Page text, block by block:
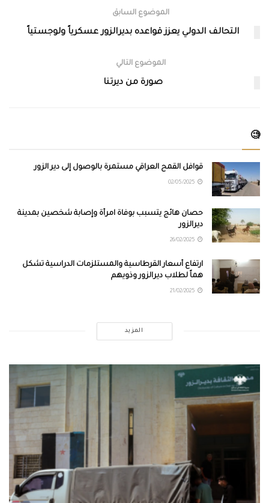
الموضوع السابق
التحالف الدولي يعزز قواعده بديرالزور عسكرياً ولوجستياً
الموضوع التالي
صورة من ديرتنا
🧐
قوافل القمح العراقي مستمرة بالوصول إلى دير الزور
حصان هائج يتسبب بوفاة امرأة وإصابة شخصين بمدينة
ديرالزور
ارتفاع أسعار القرطاسية والمستلزمات الدراسية تشكل
هماً لطلاب ديرالزور وذويهم
المزيد